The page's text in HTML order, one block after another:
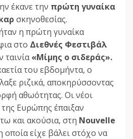
έκανε την πρώτη γυναίκα
σκηνοθεσίας.
η πρώτη γυναίκα
στο Διεθνές Φεστιβάλ
ταινία«Μίμης ο σιδεράς».
του εβδομήντα, ο
ριζικά, αποκηρύσσοντας
αθωότητας. Οι νέοι
Ευρώπης έπαιξαν
και ακούσια, στη Nouvelle
οποία είχε βάλει στόχο να